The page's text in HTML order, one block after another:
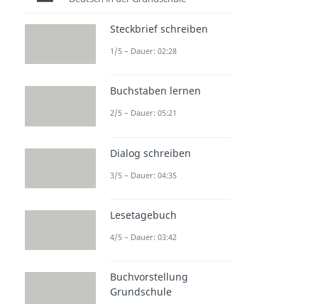
Steckbrief schreiben
1/5 – Dauer: 02:28
Buchstaben lernen
2/5 – Dauer: 05:21
Dialog schreiben
3/5 – Dauer: 04:35
Lesetagebuch
4/5 – Dauer: 03:42
Buchvorstellung
Grundschule